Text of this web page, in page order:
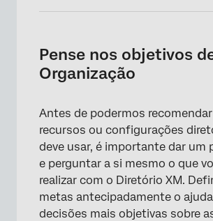
Pense nos objetivos
Organização
Antes de podermos
recursos ou configurações
deve usar, é importante dar um
e perguntar a si mesmo o que
realizar com o Diretório XM.
metas antecipadamente o
decisões mais objetivas sobre